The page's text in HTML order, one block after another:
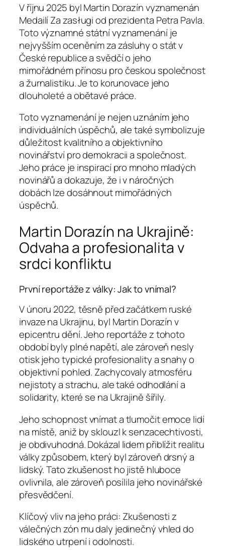
V říjnu 2025 byl Martin Dorazín vyznamenán
Medailí Za zasługi od prezidenta Petra Pavla.
Toto významné státní vyznamenání je
nejvyšším oceněním za zásluhy o stát v
České republice a svědčí o jeho
mimořádném přínosu pro českou společnost
a žurnalistiku. Je to korunovace jeho
dlouholeté a obětavé práce.
Toto vyznamenání je nejen uznáním jeho
individuálních úspěchů, ale také symbolizuje
důležitost kvalitního a objektivního
novinářství pro demokracii a společnost.
Jeho práce je inspirací pro mnoho mladých
novinářů a dokazuje, že i v náročných
dobách lze dosáhnout mimořádných
úspěchů.
Martin Dorazín na Ukrajině:
Odvaha a profesionalita v
srdci konfliktu
První reportáže z války: Jak to vnímal?
V únoru 2022, těsně před začátkem ruské
invaze na Ukrajinu, byl Martin Dorazín v
epicentru dění. Jeho reportáže z tohoto
období byly plné napětí, ale zároveň nesly
otisk jeho typické profesionality a snahy o
objektivní pohled. Zachycovaly atmosféru
nejistoty a strachu, ale také odhodlání a
solidarity, které se na Ukrajině šířily.
Jeho schopnost vnímat a tlumočit emoce lidí
na místě, aniž by sklouzl k senzacechtivosti,
je obdivuhodná. Dokázal lidem přiblížit realitu
války způsobem, který byl zároveň drsný a
lidský. Tato zkušenost ho jistě hluboce
ovlivnila, ale zároveň posílila jeho novinářské
přesvědčení.
Klíčový vliv na jeho práci: Zkušenosti z
válečných zón mu daly jedinečný vhled do
lidského utrpení i odolnosti.